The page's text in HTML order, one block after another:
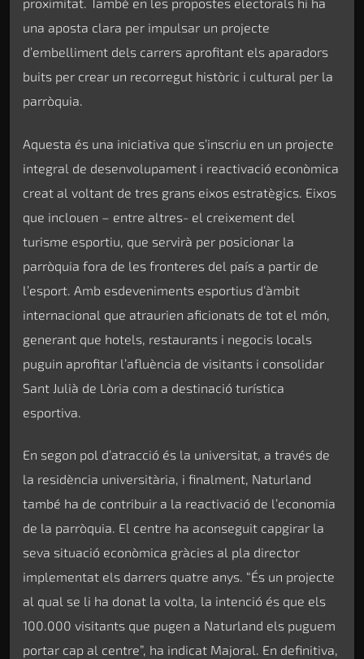
una aposta clara per impulsar un projecte
d’embelliment dels carrers aprofitant els aparadors
buits per crear un recorregut històric i cultural per la
parròquia.
Aquesta és una iniciativa que s’inscriu en un projecte
integral de desenvolupament i reactivació econòmica
creat al voltant de tres grans eixos estratègics. Eixos
que inclouen – entre altres- el creixement del
turisme esportiu, que servirà per posicionar la
parròquia fora de les fronteres del país a partir de
l’esport. Amb esdeveniments esportius d’àmbit
internacional que atraurien aficionats de tot el món,
generant que hotels, restaurants i negocis locals
puguin aprofitar l’afluència de visitants i consolidar
Sant Julià de Lòria com a destinació turística
esportiva.
En segon pol d’atracció és la universitat, a través de
la residència universitària, i finalment, Naturland
també ha de contribuir a la reactivació de l’economia
de la parròquia. El centre ha aconseguit capgirar la
seva situació econòmica gràcies al pla director
implementat els darrers quatre anys. “És un projecte
al qual se li ha donat la volta, la intenció és que els
100.000 visitants que pugen a Naturland els puguem
portar cap al centre”, ha indicat Majoral. En definitiva,